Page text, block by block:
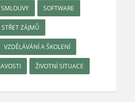
SMLOUVY SOFTWARE
STŘET ZÁJMŮ
VZDĚLÁVÁNÍ A ŠKOLENÍ
ŽIVOTNÍ SITUACE